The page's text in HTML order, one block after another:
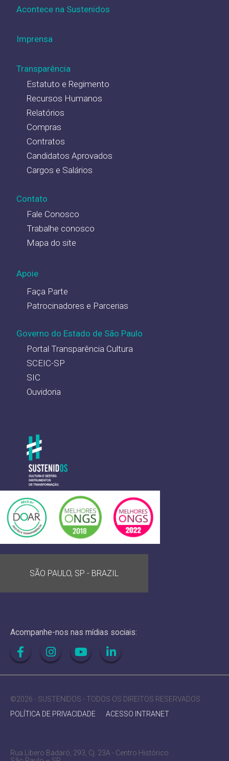
Acontece na Sustenidos
Imprensa
Transparência
Estatuto e Regimento
Recursos Humanos
Relatórios
Compras
Contratos
Candidatos Aprovados
Cargos e Salários
Contato
Fale Conosco
Trabalhe conosco
Mapa do site
Apoie
Faça Parte
Patrocinadores e Parcerias
Governo do Estado de São Paulo
Portal Transparência Cultura
SCEIC-SP
SIC
Ouvidoria
SÃO PAULO, SP - BRAZIL
Acompanhe-nos nas mídias sociais:
©2026 - SUSTENIDOS - TODOS OS DIREITOS RESERVADOS
POLÍTICA DE PRIVACIDADE
ACESSO INTRANET
Rua Líbero Badaró, 293, Cj. 23A - Centro Histórico